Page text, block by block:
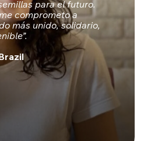
para el futuro.
comprometo a
más unido, solidario,